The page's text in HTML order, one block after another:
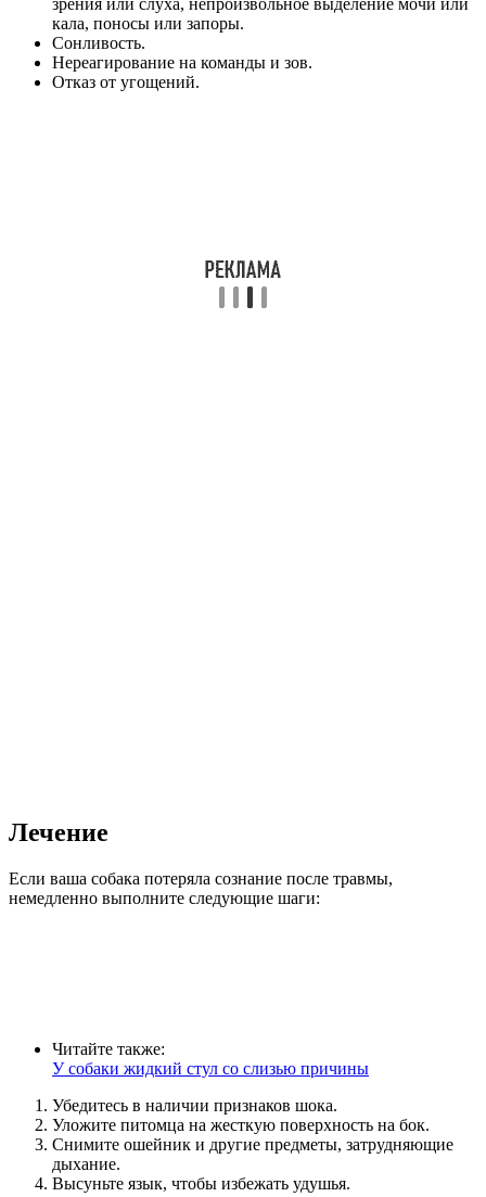
зрения или слуха, непроизвольное выделение мочи или
кала, поносы или запоры.
Сонливость.
Нереагирование на команды и зов.
Отказ от угощений.
Лечение
Если ваша собака потеряла сознание после травмы,
немедленно выполните следующие шаги:
Читайте также:
У собаки жидкий стул со слизью причины
Убедитесь в наличии признаков шока.
Уложите питомца на жесткую поверхность на бок.
Снимите ошейник и другие предметы, затрудняющие
дыхание.
Высуньте язык, чтобы избежать удушья.